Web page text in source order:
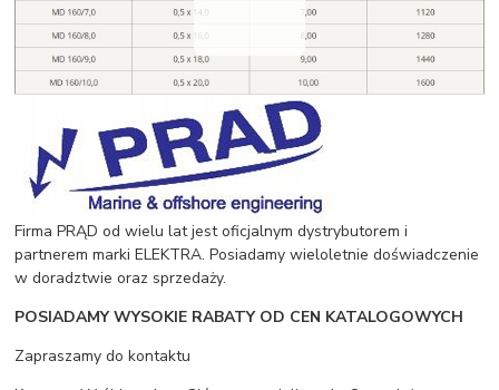
Firma PRĄD od wielu lat jest oficjalnym dystrybutorem i
partnerem marki ELEKTRA. Posiadamy wieloletnie doświadczenie
w doradztwie oraz sprzedaży.
POSIADAMY WYSOKIE RABATY OD CEN KATALOGOWYCH
Zapraszamy do kontaktu